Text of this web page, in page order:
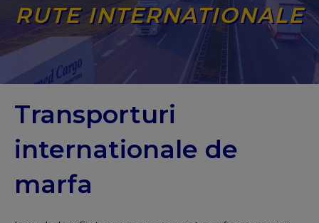
RUTE INTERNATIONALE
Transporturi
internationale de
marfa